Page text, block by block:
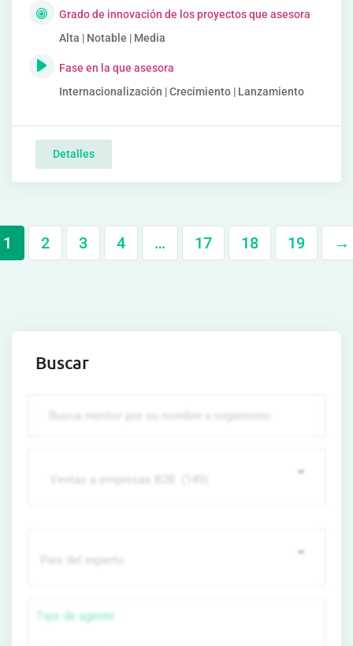
Grado de innovación de los proyectos que asesora
Alta | Notable | Media
Fase en la que asesora
Internacionalización | Crecimiento | Lanzamiento
Detalles
1 2 3 4 … 17 18 19 →
Buscar
Tipo de agente